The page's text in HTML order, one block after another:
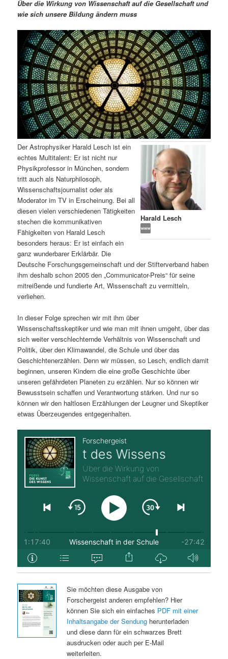
r
e
n
I
n
h
a
l
t
s
p
r
n
g
e
n
d
ä
r
e
n
I
n
h
a
l
t
s
r
i
n
g
e
n
n
a
a
t
i
o
n
Über die Wirkung von Wissenschaft auf die Gesellschaft und
wie sich unsere Bildung ändern muss
Harald Lesch
Der Astrophysiker Harald Lesch ist ein
echtes Multitalent: Er ist nicht nur
Physikprofessor in München, sondern
tritt auch als Naturphilosoph,
Wissenschaftsjournalist oder als
Moderator im TV in Erscheinung. Bei all
diesen vielen verschiedenen Tätigkeiten
stechen die kommunikativen
Fähigkeiten von Harald Lesch
besonders heraus: Er ist einfach ein
ganz wunderbarer Erklärbär. Die
Deutsche Forschungsgemeinschaft und der Stifterverband haben
ihm deshalb schon 2005 den „Communicator-Preis“ für seine
mitreißende und fundierte Art, Wissenschaft zu vermitteln,
verliehen.
In dieser Folge sprechen wir mit ihm über
Wissenschaftsskeptiker und wie man mit ihnen umgeht, über das
sich weiter verschlechternde Verhältnis von Wissenschaft und
Politik, über den Klimawandel, die Schule und über das
Geschichtenerzählen. Denn wir müssen, so Lesch, endlich damit
beginnen, unseren Kindern die eine große Geschichte über
unseren gefährdeten Planeten zu erzählen. Nur so können wir
Bewusstsein schaffen und Verantwortung stärken. Und nur so
können wir den haltlosen Erzählungen der Leugner und Skeptiker
etwas Überzeugendes entgegenhalten.
Sie möchten diese Ausgabe von
Forschergeist anderen empfehlen? Hier
können Sie sich ein einfaches PDF mit einer
Inhaltsangabe der Sendungherunterladen
und diese dann für ein schwarzes Brett
ausdrucken oder auch per E-Mail
weiterleiten.